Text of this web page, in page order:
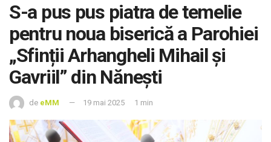
S-a pus pus piatra de temelie
pentru noua biserică a Parohiei
„Sfinții Arhangheli Mihail și
Gavriil” din Nănești
de eMM 19 mai 2025 1 min